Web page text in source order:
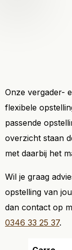
Onze vergader-
flexibele
passende
overzicht staan
met daarbij het
Wil je graag
opstelling van
dan contact op
0346 33 25 37.